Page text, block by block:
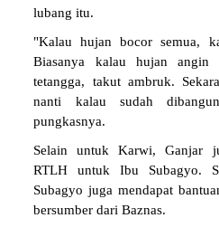
lubang itu.
"Kalau hujan bocor semua,
Biasanya kalau hujan
tetangga, takut ambruk.
nanti kalau sudah
pungkasnya.
Selain untuk Karwi, Ganjar
RTLH untuk Ibu Subagyo.
Subagyo juga mendapat
bersumber dari Baznas.